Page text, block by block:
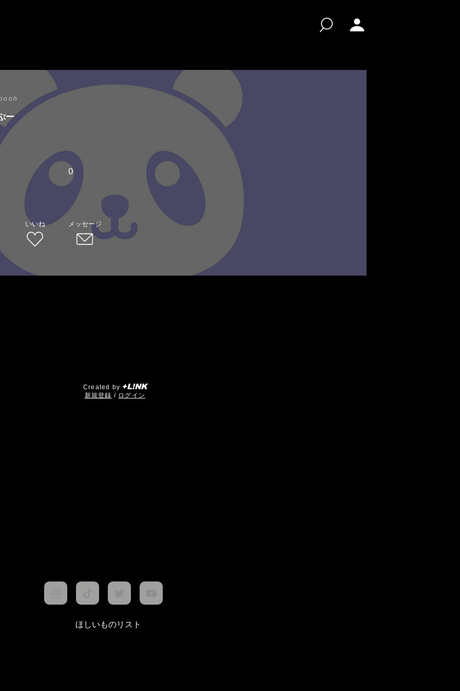
ー
0
いいね メッセージ
Created by +L!NK
​新規登録 / ログイン
ほしいものリスト